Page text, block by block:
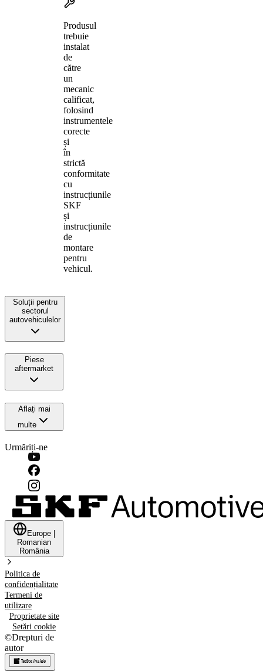
Produsul
trebuie
instalat
de
către
un
mecanic
calificat,
folosind
instrumentele
corecte
și
în
strictă
conformitate
cu
instrucțiunile
SKF
și
instrucțiunile
de
montare
pentru
vehicul.
Soluții pentru
sectorul
autovehiculelor
Piese
aftermarket
Aflați mai
multe
Urmăriți-ne
Europe
Romanian
România
Politica de
confidențialitate
Termeni de
utilizare
Proprietate site
Setări cookie
©Drepturi de
autor